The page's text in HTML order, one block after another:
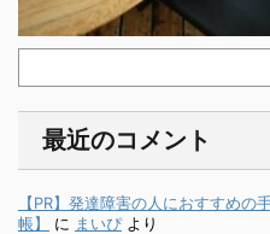
最近のコメント
【PR】発達障害の人におすすめ
帳】
に まいぴより